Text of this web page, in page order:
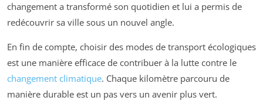
changement a transformé son quotidien et lui a permis de
redécouvrir sa ville sous un nouvel angle.
En fin de compte, choisir des modes de transport écologiques
est une manière efficace de contribuer à la lutte contre le
changement climatique. Chaque kilomètre parcouru de
manière durable est un pas vers un avenir plus vert.